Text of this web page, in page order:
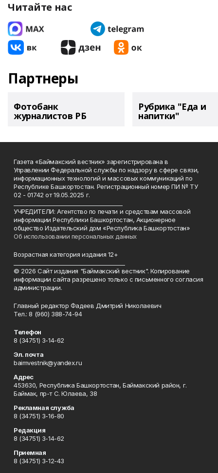
Читайте нас
Партнеры
Фотобанк
журналистов РБ
Рубрика "Еда и
напитки"
Газета «Баймакский вестник» зарегистрирована в
Управлении Федеральной службы по надзору в сфере связи,
информационных технологий и массовых коммуникаций по
Республике Башкортостан. Регистрационный номер ПИ № ТУ
02 - 01742 от 19.05.2025 г.
УЧРЕДИТЕЛИ: Агентство по печати и средствам массовой
информации Республики Башкортостан, Акционерное
общество Издательский дом «Республика Башкортостан»
Об использовании персональных данных
Возрастная категория издания 12+
© 2026 Сайт издания "Баймакский вестник". Копирование
информации сайта разрешено только с письменного согласия
администрации.
Главный редактор Фадеев Дмитрий Николаевич
Тел.: 8 (960) 388-74-94
Телефон
8 (34751) 3-14-62
Эл. почта
baimvestnik@yandex.ru
Адрес
453630, Республика Башкортостан, Баймакский район, г.
Баймак, пр-т С. Юлаева, 38
Рекламная служба
8 (34751) 3-16-80
Редакция
8 (34751) 3-14-62
Приемная
8 (34751) 3-12-43